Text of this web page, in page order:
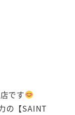
です
の【SAINT